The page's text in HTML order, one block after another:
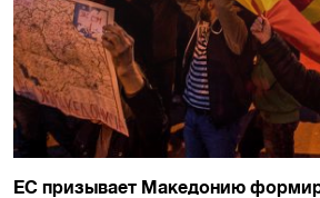
ЕС призывает Македонию